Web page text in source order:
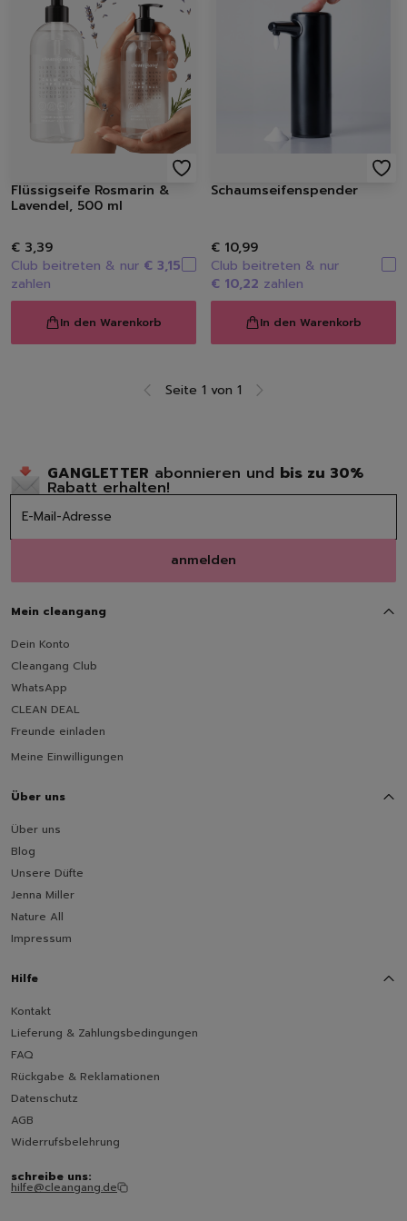
Spülbürsten |
Außen | Lack
Felgen | Reifen |
Auto Shampoo
Schuhpflege
Sneakerreinigung
Schuhreinigung
Schuhbürsten
Schuhcreme
Schuhimprägnierung
Lufterfrischer
Handseifen
Tücher | Schwämme |
Schwämme |
Flüssigseife Rosmarin &
Lavendel, 500 ml
€ 3,39
Club beitreten & nur € 3,15
zahlen
In den Warenkorb
Schaumseifenspender
€ 10,99
Club beitreten & nur
€ 10,22 zahlen
In den Warenkorb
Seite 1 von 1
GANGLETTER abonnieren und bis zu 30%
Rabatt erhalten!
anmelden
Mein cleangang
Dein Konto
Cleangang Club
WhatsApp
CLEAN DEAL
Freunde einladen
Meine Einwilligungen
Über uns
Über uns
Blog
Unsere Düfte
Jenna Miller
Nature All
Impressum
Hilfe
Kontakt
Lieferung & Zahlungsbedingungen
FAQ
Rückgabe & Reklamationen
Datenschutz
AGB
Widerrufsbelehrung
schreibe uns:
hilfe@cleangang.de